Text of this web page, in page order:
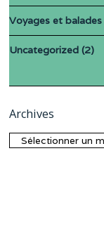
Voyages et balades
Uncategorized (2)
Archives
Archives